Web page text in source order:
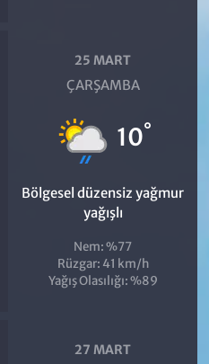
25 MART
ÇARŞAMBA
10°
Bölgesel düzensiz yağmur
yağışlı
Nem: %77
Rüzgar: 41 km/h
Yağış Olasılığı: %89
27 MART